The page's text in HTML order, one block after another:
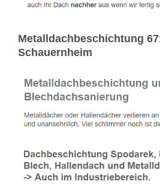
Metalldachbeschichtung
Schauernheim